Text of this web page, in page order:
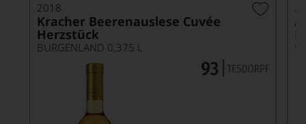
2018
Kracher Beerenauslese Cuvée
Herzstück
BURGENLAND 0,375 L